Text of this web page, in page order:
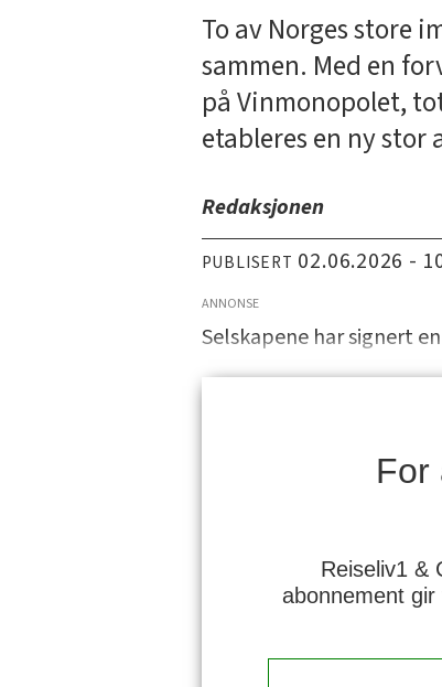
To av Norges store
sammen. Med en
på Vinmonopolet,
etableres en ny stor
Redaksjonen
PUBLISERT 02.06.2026 -
ANNONSE
Selskapene har signert
For
Reiseliv1 &
abonnement